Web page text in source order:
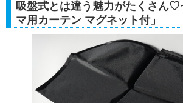
吸盤式とは違う魅力がたくさん♡
マ用カーテン マグネット付」